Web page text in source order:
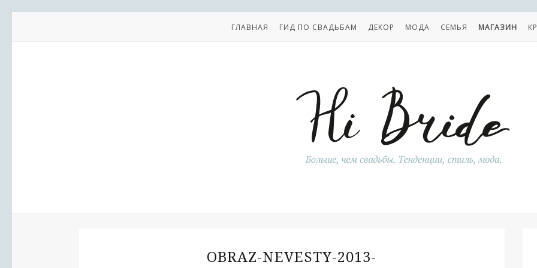
ГЛАВНАЯ ГИД ПО СВАДЬБАМ ДЕКОР МОДА СЕМЬЯ МАГАЗИН
OBRAZ-NEVESTY-2013-